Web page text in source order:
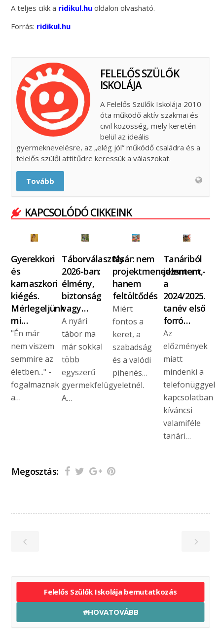
A teljes cikk a ridikul.hu oldalon olvasható.
Forrás: ridikul.hu
FELELŐS SZÜLŐK
ISKOLÁJA
A Felelős Szülők Iskolája 2010
óta működő aktív szakmai és
civil közösség, mely keretén
belül az ideális
gyermeknevelésre, az „elég jól” működő családra és a
felelős szülői attitűdre keressük a válaszokat.
Tovább
KAPCSOLÓDÓ CIKKEINK
Gyerekkori
és
kamaszkori
kiégés.
Mérlegeljünk
mi…
"Én már
nem viszem
semmire az
életben..." -
fogalmaznak
a…
Táborválasztás
2026-ban:
élmény,
biztonság
vagy…
A nyári
tábor ma
már sokkal
több
egyszerű
gyermekfelügyeletnél.
A…
Nyár: nem
projektmenedzsment,
hanem
feltöltődés
Miért
fontos a
keret, a
szabadság
és a valódi
pihenés…
Tanáriból
jelentem -
a
2024/2025.
tanév első
forró…
Az
előzmények
miatt
mindenki a
telefonüggyel
kapcsolatban
kíváncsi
valamiféle
tanári…
Megosztás:
Felelős Szülők Iskolája bemutatkozás
#HOVATOVÁBB